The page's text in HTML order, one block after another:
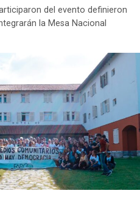
del evento definieron
la Mesa Nacional